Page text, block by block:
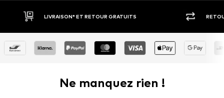
LIVRAISON* ET RETOUR GRATUITS
Ne manquez rien !